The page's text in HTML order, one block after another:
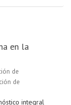
en la
de
de
integral